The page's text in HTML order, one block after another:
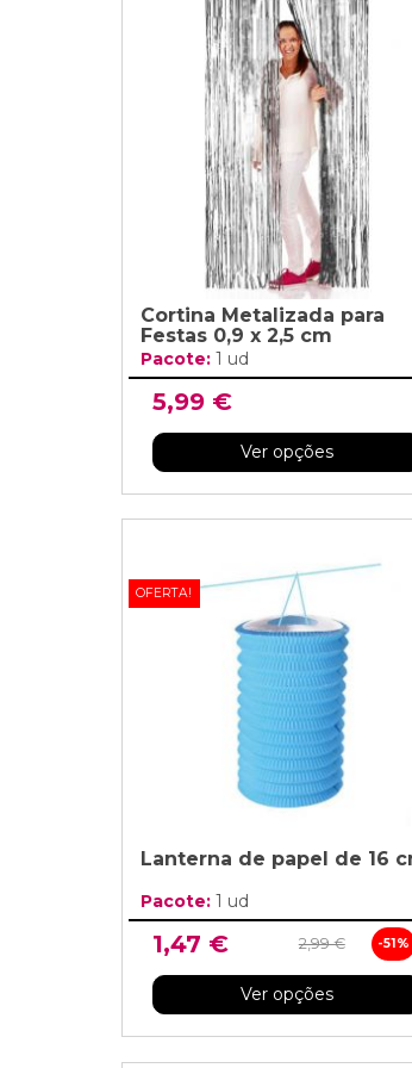
Cortina Metalizada para
Festas 0,9 x 2,5 cm
Pacote: 1 ud
5,99 €
Ver opções
OFERTA!
Lanterna de papel de 16
Pacote: 1 ud
1,47 € 2,99 € -51%
Ver opções